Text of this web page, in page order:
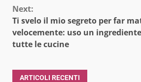
Next:
Ti svelo il mio segreto per far
velocemente: uso un
tutte le cucine
ARTICOLI RECENTI